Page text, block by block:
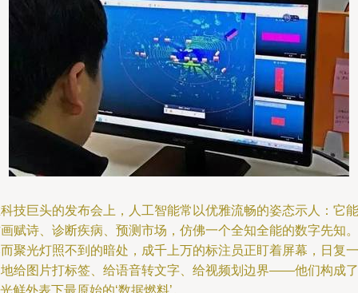
技巨头的发布会上，人工智能常以优雅流畅的姿态示人：它能
赋诗、诊断疾病、预测市场，仿佛一个全知全能的数字先知。
聚光灯照不到的暗处，成千上万的标注员正盯着屏幕，日复一
给图片打标签、给语音转文字、给视频划边界——他们构成了
鲜外表下最原始的‘数据燃料’。